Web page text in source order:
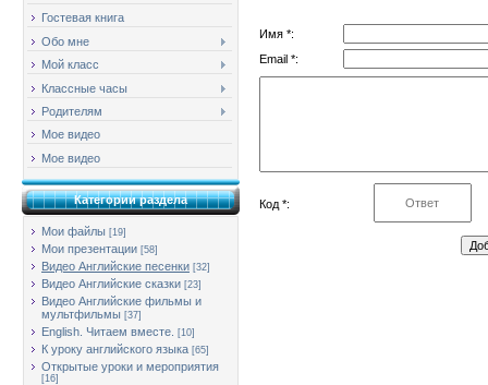
Гостевая книга
Обо мне
Мой класс
Классные часы
Родителям
Мое видео
Мое видео
Категории раздела
Мои файлы [19]
Мои презентации [58]
Видео Английские песенки [32]
Видео Английские сказки [23]
Видео Английские фильмы и
мультфильмы [37]
English. Читаем вместе. [10]
К уроку английского языка [65]
Открытые уроки и мероприятия
[16]
Имя *:
Email *:
Код *: